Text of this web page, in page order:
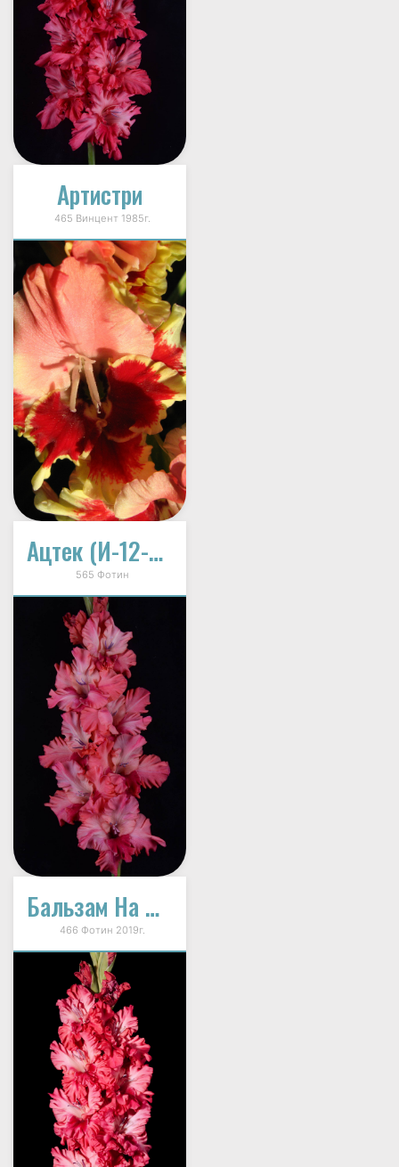
Артистри
465 Винцент 1985г.
Ацтек (И-12-46)
565 Фотин
Бальзам На Душу
466 Фотин 2019г.